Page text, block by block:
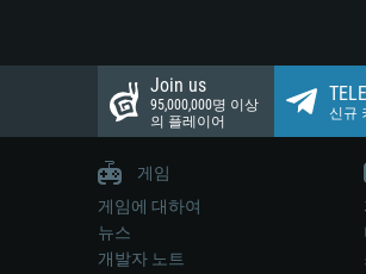
Join us
95,000,000명 이상
의 플레이어
신규
게임
게임에 대하여
뉴스
개발자 노트